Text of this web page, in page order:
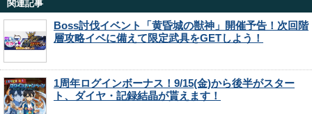
関連記事
Boss討伐イベント「黄昏城の獣神」開催予告！次回階
層攻略イベに備えて限定武具をGETしよう！
1周年ログインボーナス！9/15(金)から後半がスター
ト、ダイヤ・記録結晶が貰えます！